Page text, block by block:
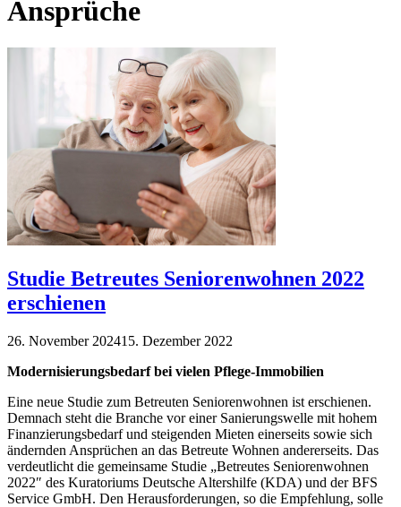
Ansprüche
Studie Betreutes Seniorenwohnen 2022
erschienen
26. November 202415. Dezember 2022
Modernisierungsbedarf bei vielen Pflege-Immobilien
Eine neue Studie zum Betreuten Seniorenwohnen ist erschienen.
Demnach steht die Branche vor einer Sanierungswelle mit hohem
Finanzierungsbedarf und steigenden Mieten einerseits sowie sich
ändernden Ansprüchen an das Betreute Wohnen andererseits. Das
verdeutlicht die gemeinsame Studie „Betreutes Seniorenwohnen
2022″ des Kuratoriums Deutsche Altershilfe (KDA) und der BFS
Service GmbH. Den Herausforderungen, so die Empfehlung, solle